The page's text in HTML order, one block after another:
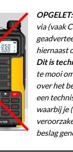
OPGELET:
via (vaak
hiernaast
Dit is
te mooi
over het
een
waarbij je
beslag